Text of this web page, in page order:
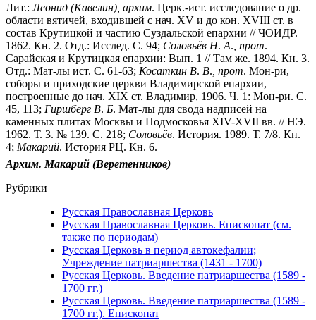
Лит.:Леонид (Кавелин), архим. Церк.-ист. исследование о др.
области вятичей, входившей с нач. XV и до кон. XVIII ст. в
состав Крутицкой и частию Суздальской епархии // ЧОИДР.
1862. Кн. 2. Отд.: Исслед. С. 94; Соловьёв Н. А. прот.
Сарайская и Крутицкая епархии: Вып. 1 // Там же. 1894. Кн. 3.
Отд.: Мат-лы ист. С. 61-63; Косаткин В. В. прот. Мон-ри,
соборы и приходские церкви Владимирской епархии,
построенные до нач. XIX ст. Владимир, 1906. Ч. 1: Мон-ри. С.
45, 113; Гиршберг В. Б. Мат-лы для свода надписей на
каменных плитах Москвы и Подмосковья XIV-XVII вв. // НЭ.
1962. Т. 3. № 139. С. 218; Соловьёв. История. 1989. Т. 7/8. Кн.
4; Макарий. История РЦ. Кн. 6.
Архим. Макарий (Веретенников)
Рубрики
Русская Православная Церковь
Русская Православная Церковь. Епископат (см.
также по периодам)
Русская Церковь в период автокефалии;
Учреждение патриаршества (1431 - 1700)
Русская Церковь. Введение патриаршества (1589 -
1700 гг.)
Русская Церковь. Введение патриаршества (1589 -
1700 гг.). Епископат